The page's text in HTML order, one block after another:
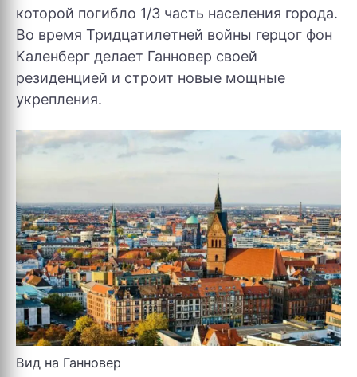
которой погибло 1/3 часть населения города.
Во время Тридцатилетней войны герцог фон
Каленберг делает Ганновер своей
резиденцией и строит новые мощные
укрепления.
Вид на Ганновер